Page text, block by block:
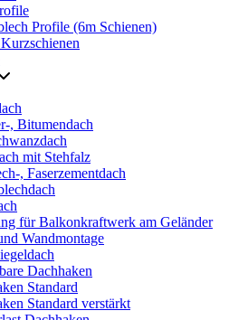
Profile (6m Schienen)
, Bitumendach
mit Stehfalz
, Faserzementdach
für Balkonkraftwerk am Geländer
Wandmontage
Dachhaken
Standard
Standard verstärkt